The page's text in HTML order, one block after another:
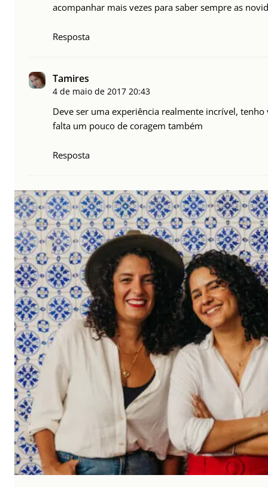
acompanhar mais vezes para saber sempre as
Resposta
Tamires
4 de maio de 2017 20:43
Deve ser uma experiência realmente incrível,
falta um pouco de coragem também
Resposta